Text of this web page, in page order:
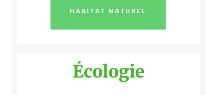
HABITAT NATUREL
Écologie